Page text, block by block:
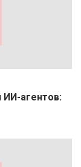
ИИ-агентов: